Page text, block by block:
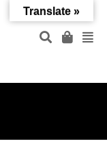
Translate »